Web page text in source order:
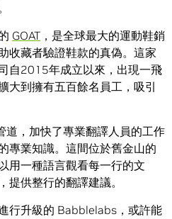
GOAT ，是全球最大的運動鞋銷
收藏者驗證鞋款的真偽。這家
自2015年成立以來，出現一飛
大到擁有五百餘名員工，吸引
道，加快了專業翻譯人員的工作
專業知識。這間位於舊金山的
用一種語言觀看每一行的文
提供整行的翻譯建議。
行升級的 Babblelabs，或許能